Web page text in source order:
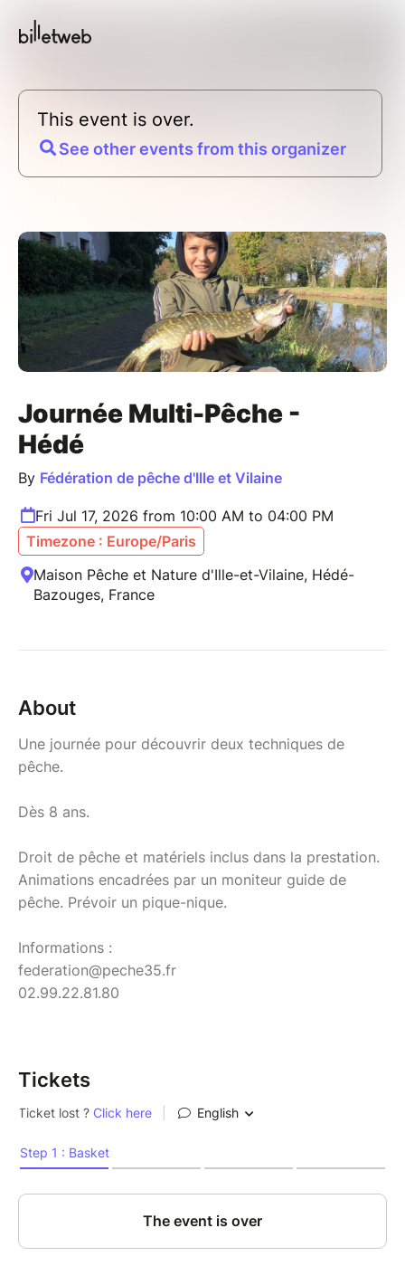
This event is over.
See other events from this organizer
Journée Multi-Pêche -
Hédé
By Fédération de pêche d'Ille et Vilaine
Fri Jul 17, 2026 from 10:00 AM to 04:00 PM
Timezone : Europe/Paris
Maison Pêche et Nature d'Ille-et-Vilaine, Hédé-
Bazouges, France
About
Une journée pour découvrir deux techniques de
pêche.
Dès 8 ans.
Droit de pêche et matériels inclus dans la prestation.
Animations encadrées par un moniteur guide de
pêche. Prévoir un pique-nique.
Informations :
federation@peche35.fr
02.99.22.81.80
Tickets